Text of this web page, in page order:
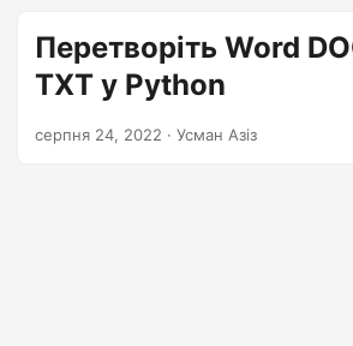
Перетворіть Word
TXT у Python
серпня 24, 2022 · Усман Азіз